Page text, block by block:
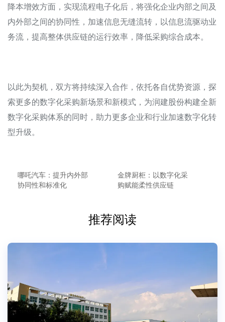
降本增效方面，实现流程电子化后，将强化企业内部之间及
内外部之间的协同性，加速信息无缝流转，以信息流驱动业
务流，提高整体供应链的运行效率，降低采购综合成本。
以此为契机，双方将持续深入合作，依托各自优势资源，探
索更多的数字化采购新场景和新模式，为润建股份构建全新
数字化采购体系的同时，助力更多企业和行业加速数字化转
型升级。
哪吒汽车：提升内外部
协同性和标准化
金牌厨柜：以数字化采
购赋能柔性供应链
推荐阅读